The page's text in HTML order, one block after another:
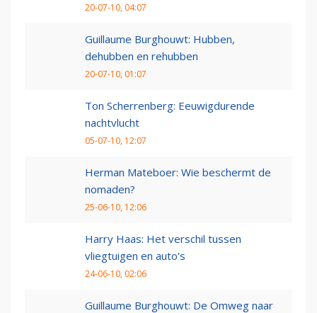
20-07-10, 04:07
Guillaume Burghouwt: Hubben,
dehubben en rehubben
20-07-10, 01:07
Ton Scherrenberg: Eeuwigdurende
nachtvlucht
05-07-10, 12:07
Herman Mateboer: Wie beschermt de
nomaden?
25-06-10, 12:06
Harry Haas: Het verschil tussen
vliegtuigen en auto's
24-06-10, 02:06
Guillaume Burghouwt: De Omweg naar